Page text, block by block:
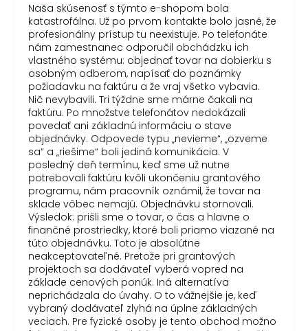
Naša skúsenosť s týmto e-shopom bola
katastrofálna. Už po prvom kontakte bolo jasné, že
profesionálny prístup tu neexistuje. Po telefonáte
nám zamestnanec odporučil obchádzku ich
vlastného systému: objednať tovar na dobierku s
osobným odberom, napísať do poznámky
požiadavku na faktúru a že vraj všetko vybavia.
Nič nevybavili. Tri týždne sme márne čakali na
faktúru. Po množstve telefonátov nedokázali
povedať ani základnú informáciu o stave
objednávky. Odpovede typu „nevieme“, „ozveme
sa“ a „riešime“ boli jediná komunikácia. V
posledný deň termínu, keď sme už nutne
potrebovali faktúru kvôli ukončeniu grantového
programu, nám pracovník oznámil, že tovar na
sklade vôbec nemajú. Objednávku stornovali.
Výsledok: prišli sme o tovar, o čas a hlavne o
finančné prostriedky, ktoré boli priamo viazané na
túto objednávku. Toto je absolútne
neakceptovateľné. Pretože pri grantových
projektoch sa dodávateľ vyberá vopred na
základe cenových ponúk. Iná alternatíva
neprichádzala do úvahy. O to vážnejšie je, keď
vybraný dodávateľ zlyhá na úplne základných
veciach. Pre fyzické osoby je tento obchod možno